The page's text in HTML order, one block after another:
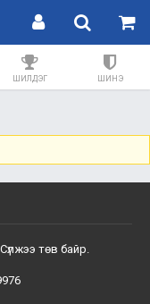
ШИЛДЭГ ШИНЭ
төв байр.